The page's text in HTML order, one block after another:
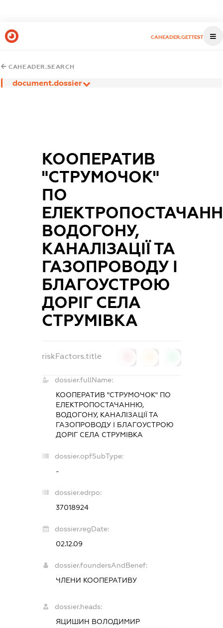
CAHEADER.GETTEST
CAHEADER.SEARCH
document.dossier
КООПЕРАТИВ
"СТРУМОЧОК"
ПО
ВОДОГОНУ,
КАНАЛІЗАЦІЇ ТА
ГАЗОПРОВОДУ І
БЛАГОУСТРОЮ
ДОРІГ СЕЛА
СТРУМІВКА
riskFactors.title
dossier.fullName:
КООПЕРАТИВ "СТРУМОЧОК" ПО
ЕЛЕКТРОПОСТАЧАННЮ,
ВОДОГОНУ, КАНАЛІЗАЦІЇ ТА
ГАЗОПРОВОДУ І БЛАГОУСТРОЮ
ДОРІГ СЕЛА СТРУМІВКА
dossier.opfSubType:
-
dossier.edrpo:
37018924
dossier.regDate:
02.12.09
dossier.foundersAndBenef:
ЧЛЕНИ КООПЕРАТИВУ
dossier.heads:
ЯЦИШИН ВОЛОДИМИР